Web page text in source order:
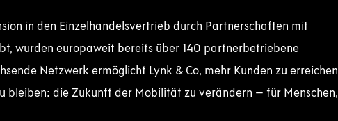
in den Einzelhandelsvertrieb durch Partnerschaften mit
wurden europaweit bereits über 140 partnerbetriebene
Netzwerk ermöglicht Lynk & Co, mehr Kunden zu erreichen
bleiben: die Zukunft der Mobilität zu verändern – für Menschen,